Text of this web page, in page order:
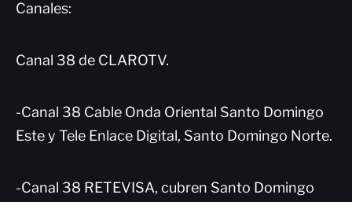
Canales:
Canal 38 de CLAROTV.
-Canal 38 Cable Onda Oriental Santo Domingo
Este y Tele Enlace Digital, Santo Domingo Norte.
-Canal 38 RETEVISA, cubren Santo Domingo